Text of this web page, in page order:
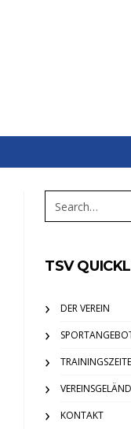
TSV
DER VEREIN
KONTAKT